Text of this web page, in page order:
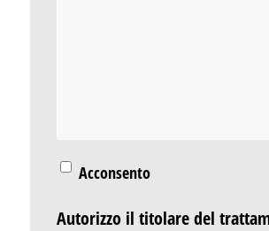
Acconsento
Autorizzo il titolare del